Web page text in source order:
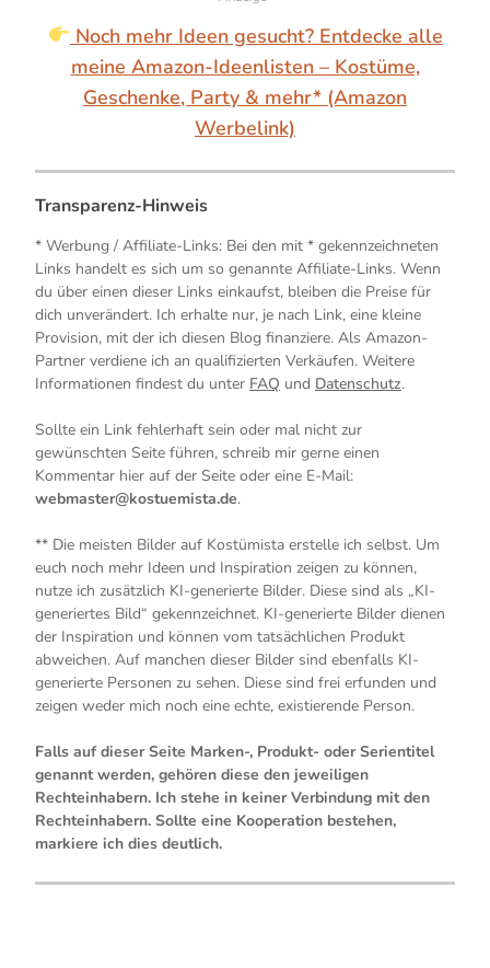
Noch mehr Ideen gesucht? Entdecke alle
meine Amazon-Ideenlisten – Kostüme,
Geschenke, Party & mehr* (Amazon
Werbelink)
Transparenz-Hinweis
* Werbung / Affiliate-Links: Bei den mit * gekennzeichneten
Links handelt es sich um so genannte Affiliate-Links. Wenn
du über einen dieser Links einkaufst, bleiben die Preise für
dich unverändert. Ich erhalte nur, je nach Link, eine kleine
Provision, mit der ich diesen Blog finanziere. Als Amazon-
Partner verdiene ich an qualifizierten Verkäufen. Weitere
Informationen findest du unter FAQ und Datenschutz.
Sollte ein Link fehlerhaft sein oder mal nicht zur
gewünschten Seite führen, schreib mir gerne einen
Kommentar hier auf der Seite oder eine E-Mail:
webmaster@kostuemista.de.
** Die meisten Bilder auf Kostümista erstelle ich selbst. Um
euch noch mehr Ideen und Inspiration zeigen zu können,
nutze ich zusätzlich KI-generierte Bilder. Diese sind als „KI-
generiertes Bild“ gekennzeichnet. KI-generierte Bilder dienen
der Inspiration und können vom tatsächlichen Produkt
abweichen. Auf manchen dieser Bilder sind ebenfalls KI-
generierte Personen zu sehen. Diese sind frei erfunden und
zeigen weder mich noch eine echte, existierende Person.
Falls auf dieser Seite Marken-, Produkt- oder Serientitel
genannt werden, gehören diese den jeweiligen
Rechteinhabern. Ich stehe in keiner Verbindung mit den
Rechteinhabern. Sollte eine Kooperation bestehen,
markiere ich dies deutlich.